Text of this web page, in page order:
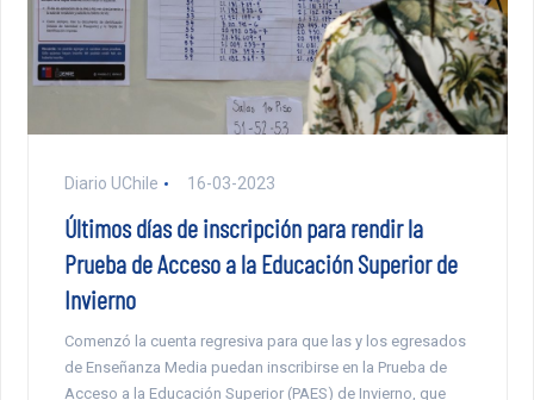
Diario UChile 16-03-2023
Últimos días de inscripción para rendir la
Prueba de Acceso a la Educación Superior de
Invierno
Comenzó la cuenta regresiva para que las y los egresados
de Enseñanza Media puedan inscribirse en la Prueba de
Acceso a la Educación Superior (PAES) de Invierno, que